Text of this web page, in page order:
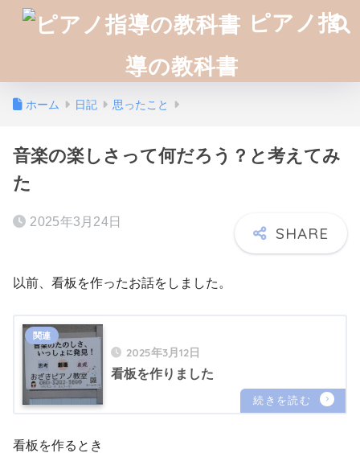
ピアノ指
導の教科書
ホーム 日記 思ったこと
音楽の楽しさって何だろう？と考えてみ
た
2025年3月24日
以前、看板を作ったお話をしました。
2025年3月12日
看板を作りました
看板を作るとき